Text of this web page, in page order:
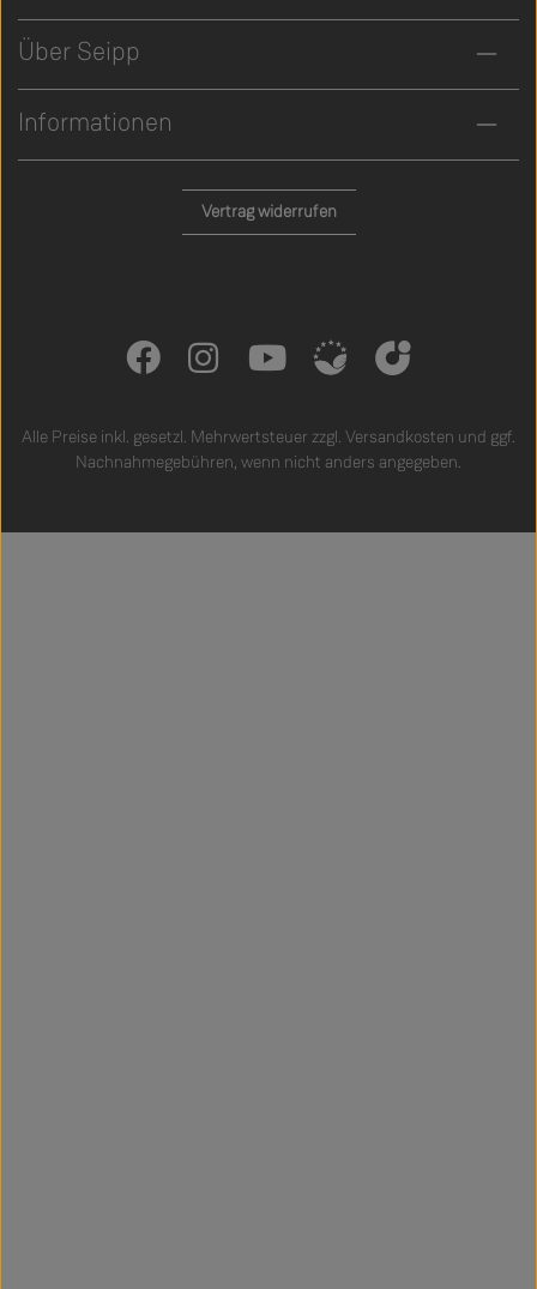
Über Seipp
Informationen
Vertrag widerrufen
Alle Preise inkl. gesetzl. Mehrwertsteuer zzgl. Versandkosten und ggf.
Nachnahmegebühren, wenn nicht anders angegeben.